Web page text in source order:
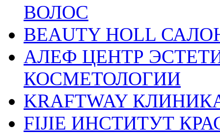
ВОЛОС
BEAUTY HOLL
АЛЕФ ЦЕНТР
КОСМЕТОЛОГИИ
KRAFTWAY
FIJIE ИНСТИТУТ